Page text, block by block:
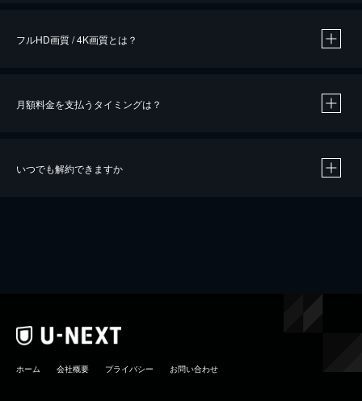
※40％ポイント還元の対象は、クレジットカード決済による作品の購入 / レンタルです。
フルHD画質 / 4K画質とは？
月額料金を支払うタイミングは？
いつでも解約できますか
ホーム 会社概要 プライバシー お問い合わせ